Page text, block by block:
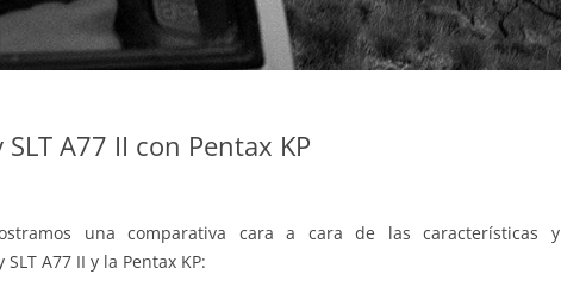
A77 II con Pentax KP
una comparativa cara a cara de las características y
A77 II y la Pentax KP: